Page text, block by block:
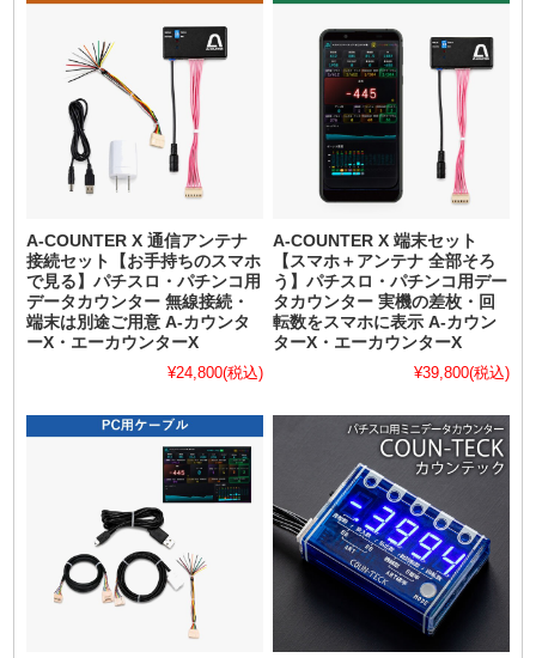
A-COUNTER X 通信アンテナ
接続セット【お手持ちのスマホ
で見る】パチスロ・パチンコ用
データカウンター 無線接続・
端末は別途ご用意 A-カウンタ
ーX・エーカウンターX
¥24,800(税込)
A-COUNTER X 端末セット
【スマホ＋アンテナ 全部そろ
う】パチスロ・パチンコ用デー
タカウンター 実機の差枚・回
転数をスマホに表示 A-カウン
ターX・エーカウンターX
¥39,800(税込)